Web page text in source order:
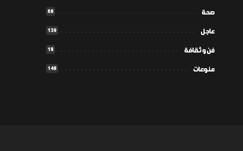
صحة 68
عاجل 139
فن و ثقافة 18
منوعات 148